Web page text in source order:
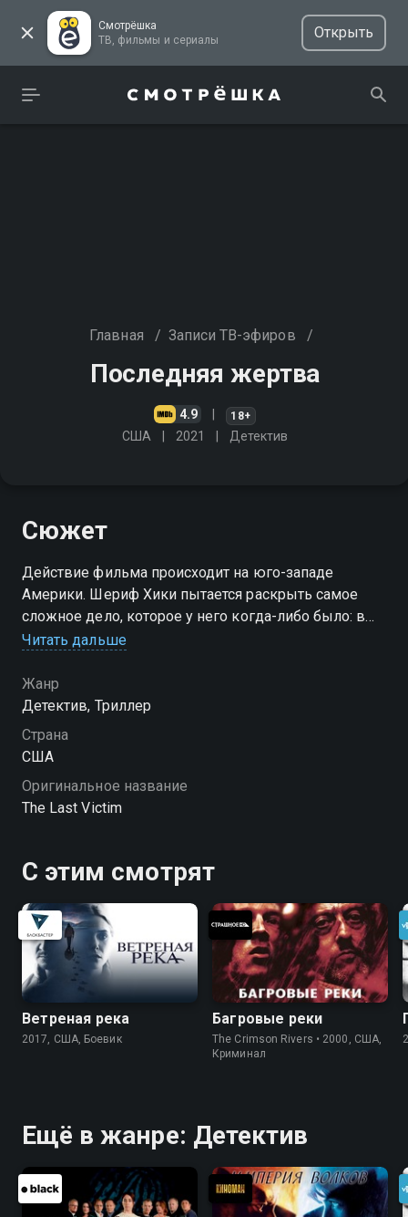
Смотрёшка
ТВ, фильмы и сериалы
Открыть
Главная / Записи ТВ-эфиров /
Последняя жертва
4.9 18+
США 2021 Детектив
Сюжет
Действие фильма происходит на юго-западе
Америки. Шериф Хики пытается раскрыть самое
сложное дело, которое у него когда-либо было: в
нём замешаны жестокая местная банда и её
Читать дальше
Жанр
Детектив, Триллер
Страна
США
Оригинальное название
The Last Victim
С этим смотрят
Ветреная река
2017, США, Боевик
Багровые реки
The Crimson Rivers • 2000, США,
Криминал
Ещё в жанре: Детектив